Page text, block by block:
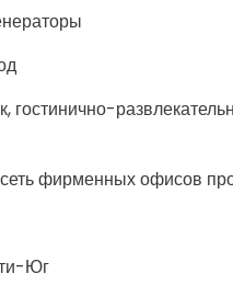
гостинично-
фирменных офисов
Юг